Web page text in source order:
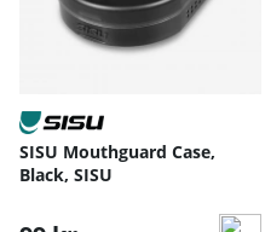
SISU Mouthguard Case,
Black, SISU